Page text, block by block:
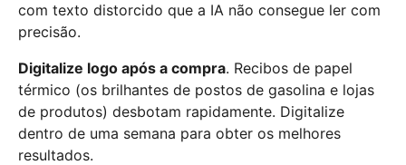
com texto distorcido que a IA não consegue ler com
precisão.
Digitalize logo após a compra. Recibos de papel
térmico (os brilhantes de postos de gasolina e lojas
de produtos) desbotam rapidamente. Digitalize
dentro de uma semana para obter os melhores
resultados.